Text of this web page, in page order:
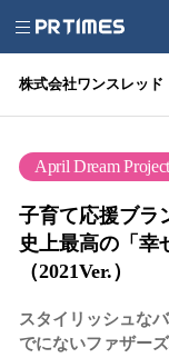
株式会社ワンスレッド
April Dream Project
子育て応援ブラ
史上最高の「幸
（2021Ver.）
スタイリッシュな
でにないファザー